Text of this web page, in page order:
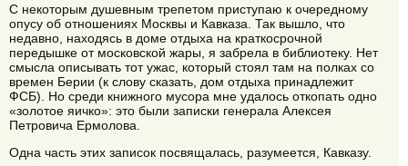
С некоторым душевным трепетом приступаю к очередному
опусу об отношениях Москвы и Кавказа. Так вышло, что
недавно, находясь в доме отдыха на краткосрочной
передышке от московской жары, я забрела в библиотеку. Нет
смысла описывать тот ужас, который стоял там на полках со
времен Берии (к слову сказать, дом отдыха принадлежит
ФСБ). Но среди книжного мусора мне удалось откопать одно
«золотое яичко»: это были записки генерала Алексея
Петровича Ермолова.
Одна часть этих записок посвящалась, разумеется, Кавказу.